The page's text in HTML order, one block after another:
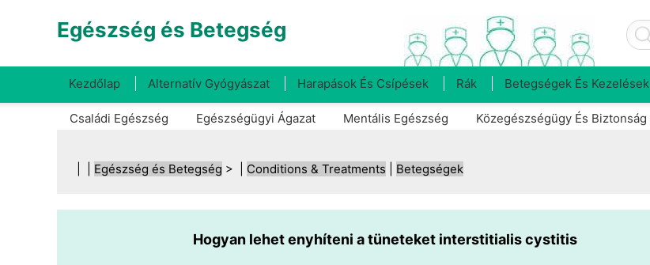
Egészség és Betegség
Kezdőlap Alternatív Gyógyászat Harapások És Csípések Rák Betegségek És Kezelések
Családi Egészség Egészségügyi Ágazat Mentális Egészség Közegészségügy És Biztonság
Egészség és Betegség > | Conditions & Treatments Betegségek
Hogyan lehet enyhíteni a tüneteket interstitialis cystitis